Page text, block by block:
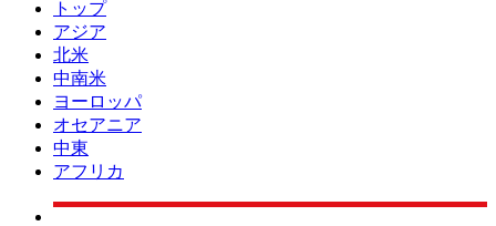
トップ
アジア
北米
中南米
ヨーロッパ
オセアニア
中東
アフリカ